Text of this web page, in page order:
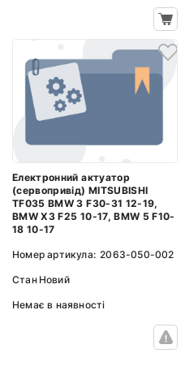
Електронний актуатор
(сервопривід) MITSUBISHI
TF035 BMW 3 F30-31 12-19,
BMW X3 F25 10-17, BMW 5 F10-
18 10-17
Номер артикула: 2063-050-002
Стан Новий
Немає в наявності